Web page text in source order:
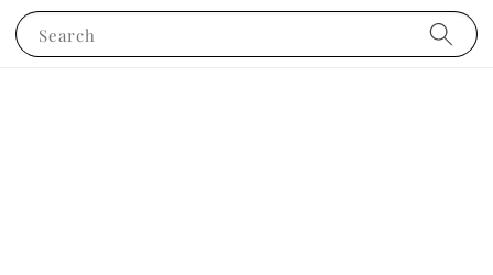
Search